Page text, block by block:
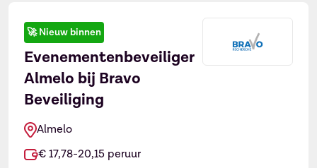
🚀Nieuw binnen
Evenementenbeveiliger
Almelo bij Bravo
Beveiliging
Almelo
€ 17,78-20,15 peruur
E-mailadres*